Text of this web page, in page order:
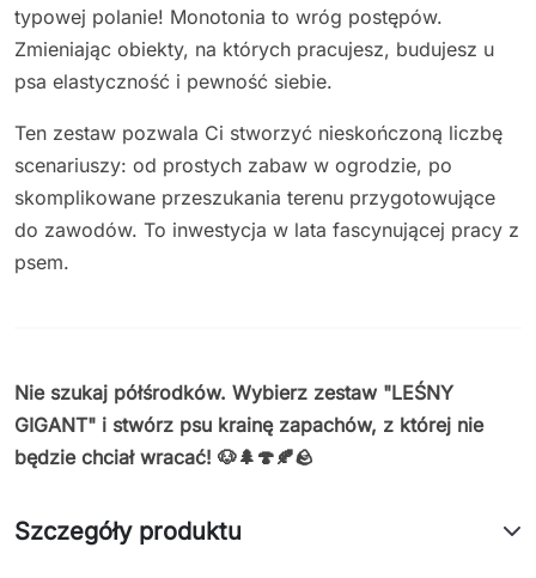
typowej polanie! Monotonia to wróg postępów.
Zmieniając obiekty, na których pracujesz, budujesz u
psa elastyczność i pewność siebie.
Ten zestaw pozwala Ci stworzyć nieskończoną liczbę
scenariuszy: od prostych zabaw w ogrodzie, po
skomplikowane przeszukania terenu przygotowujące
do zawodów. To inwestycja w lata fascynującej pracy z
psem.
Nie szukaj półśrodków. Wybierz zestaw "LEŚNY
GIGANT" i stwórz psu krainę zapachów, z której nie
będzie chciał wracać! 🐶🌲🍄🍂🪨
Szczegóły produktu